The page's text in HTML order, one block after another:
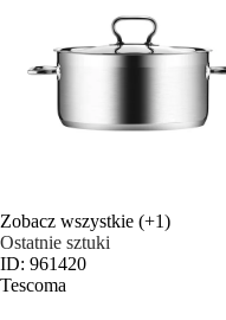
Zobacz wszystkie (+1)
Ostatnie sztuki
ID: 961420
Tescoma